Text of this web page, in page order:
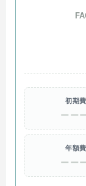
初期費
ーー
年額費
ーー